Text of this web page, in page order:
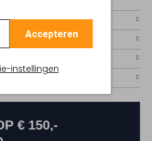
Accepteren
instellingen
€ 150,-